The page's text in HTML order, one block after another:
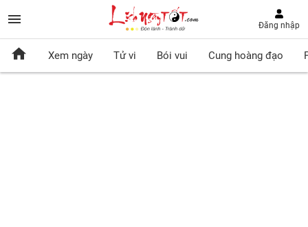
Đăng nhập
Xem ngày Tử vi Bói vui Cung hoàng đạo